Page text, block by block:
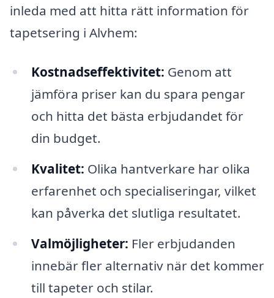
inleda med att hitta rätt information för
tapetsering i Alvhem:
Kostnadseffektivitet: Genom att
jämföra priser kan du spara pengar
och hitta det bästa erbjudandet för
din budget.
Kvalitet: Olika hantverkare har olika
erfarenhet och specialiseringar, vilket
kan påverka det slutliga resultatet.
Valmöjligheter: Fler erbjudanden
innebär fler alternativ när det kommer
till tapeter och stilar.